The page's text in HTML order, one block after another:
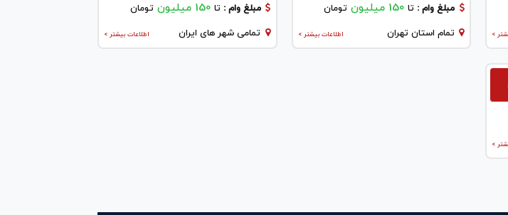
>
مبلغ وام : تا 150 میلیون تومان
اطلاعات بیشتر > تمام استان تهران
مبلغ وام :تا 150 میلیون تومان
اطلاعات بیشتر > تمامی شهر های ایران
>